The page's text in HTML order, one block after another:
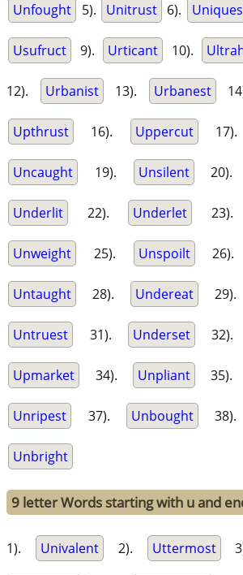
Unfought 5). Unitrust 6).
Usufruct 9). Urticant 10).
12). Urbanist 13). Urbanest
Upthrust 16). Uppercut 17).
Uncaught 19). Unsilent 20).
Underlit 22). Underlet 23).
Unweight 25). Unspoilt 26).
Untaught 28). Undereat 29).
Untruest 31). Underset 32).
Upmarket 34). Unpliant 35).
Unripest 37). Unbought 38).
Unbright
9 letter Words starting with u and
1). Univalent 2). Uttermost